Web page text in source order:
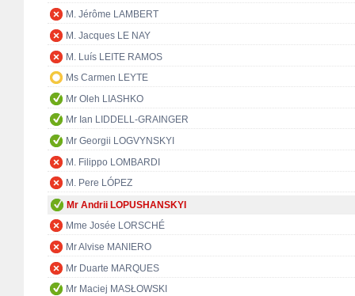
M. Jérôme LAMBERT
M. Jacques LE NAY
M. Luís LEITE RAMOS
Ms Carmen LEYTE
Mr Oleh LIASHKO
Mr Ian LIDDELL-GRAINGER
Mr Georgii LOGVYNSKYI
M. Filippo LOMBARDI
M. Pere LÓPEZ
Mr Andrii LOPUSHANSKYI
Mme Josée LORSCHÉ
Mr Alvise MANIERO
Mr Duarte MARQUES
Mr Maciej MASŁOWSKI